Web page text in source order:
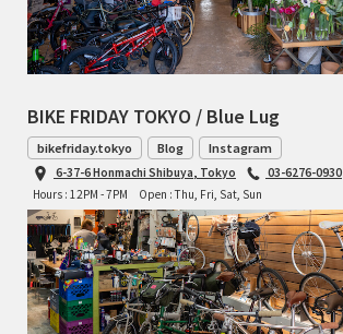
BIKE FRIDAY TOKYO / Blue Lug
bikefriday.tokyo Blog Instagram
6-37-6 Honmachi Shibuya, Tokyo
03-6276-0930
Hours : 12PM - 7PM
Open : Thu, Fri, Sat, Sun